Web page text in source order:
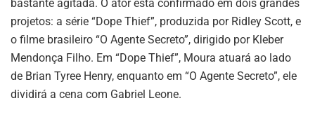
bastante agitada. O ator está confirmado em dois grandes
projetos: a série “Dope Thief”, produzida por Ridley Scott, e
o filme brasileiro “O Agente Secreto”, dirigido por Kleber
Mendonça Filho. Em “Dope Thief”, Moura atuará ao lado
de Brian Tyree Henry, enquanto em “O Agente Secreto”, ele
dividirá a cena com Gabriel Leone.